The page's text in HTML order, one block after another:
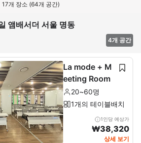
17개 장소 (64개 공간)
앰배서더 서울 명동
4개 공간
La mode + M
eeting Room
20~60명
1개의 테이블배치
1인당 예상가
₩38,320
상세 보기